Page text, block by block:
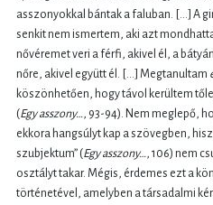
asszonyokkal bántak a faluban. [...] A
senkit nem ismertem, aki azt
nővéremet veri a férfi, akivel él, a
nőre, akivel együtt él. [...] Megtanultam
köszönhetően, hogy távol kerültem
(Egy asszony… , 93-94). Nem meglepő,
ekkora hangsúlyt kap a szövegben,
szubjektum” (Egy asszony… , 106) nem
osztályt takar. Mégis, érdemes ezt a
történetével, amelyben a társadalmi